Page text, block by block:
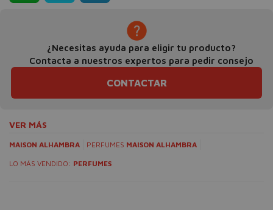
¿Necesitas ayuda para eligir tu producto?
Contacta a nuestros expertos para pedir consejo
CONTACTAR
VER MÁS
MAISON ALHAMBRA PERFUMES MAISON ALHAMBRA
LO MÁS VENDIDO: PERFUMES